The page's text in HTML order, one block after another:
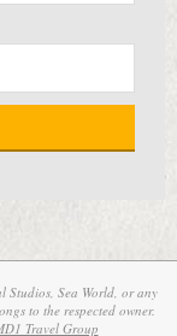
Studios, Sea World, or any
to the respected owner.
Travel Group